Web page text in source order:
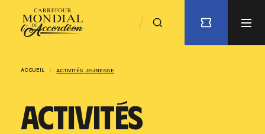
ACCUEIL ACTIVITÉS JEUNESSE
ACTIVITÉS